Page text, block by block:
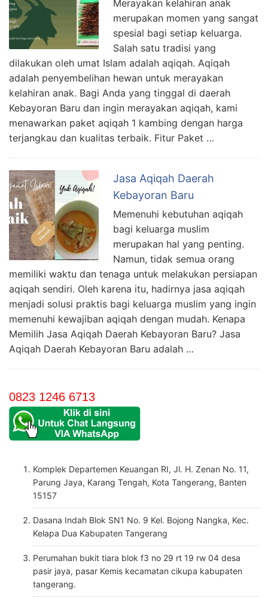
Merayakan kelahiran anak
merupakan momen yang sangat
spesial bagi setiap keluarga.
Salah satu tradisi yang
dilakukan oleh umat Islam adalah aqiqah. Aqiqah
adalah penyembelihan hewan untuk merayakan
kelahiran anak. Bagi Anda yang tinggal di daerah
Kebayoran Baru dan ingin merayakan aqiqah, kami
menawarkan paket aqiqah 1 kambing dengan harga
terjangkau dan kualitas terbaik. Fitur Paket …
Jasa Aqiqah Daerah
Kebayoran Baru
Memenuhi kebutuhan aqiqah
bagi keluarga muslim
merupakan hal yang penting.
Namun, tidak semua orang
memiliki waktu dan tenaga untuk melakukan persiapan
aqiqah sendiri. Oleh karena itu, hadirnya jasa aqiqah
menjadi solusi praktis bagi keluarga muslim yang ingin
memenuhi kewajiban aqiqah dengan mudah. Kenapa
Memilih Jasa Aqiqah Daerah Kebayoran Baru? Jasa
Aqiqah Daerah Kebayoran Baru adalah …
0823 1246 6713
Komplek Departemen Keuangan RI, Jl. H. Zenan No. 11,
Parung Jaya, Karang Tengah, Kota Tangerang, Banten
15157
Dasana Indah Blok SN1 No. 9 Kel. Bojong Nangka, Kec.
Kelapa Dua Kabupaten Tangerang
Perumahan bukit tiara blok f3 no 29 rt 19 rw 04 desa
pasir jaya, pasar Kemis kecamatan cikupa kabupaten
tangerang.